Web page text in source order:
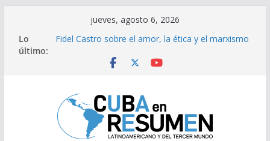
contenido
jueves, agosto 6, 2026
Lo
último:
Fidel Castro sobre el amor, la ética y el marxismo
a medicamentos esenciales
Caídas del SEN son consecuencia del bloqueo,
denuncia Cuba
Sindicatos en Dakota del Norte rechazan
hostilidad de EEUU vs Cuba